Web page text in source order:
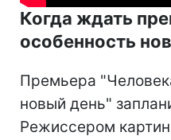
Когда ждать
особенность
Премьера
новый день"
Режиссером